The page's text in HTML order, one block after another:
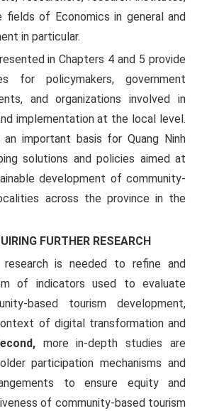
of Economics in general and
in particular.
in Chapters 4 and 5 provide
for policymakers, government
and organizations involved in
implementation at the local level.
important basis for Quang Ninh
solutions and policies aimed at
development of community-
across the province in the
FURTHER RESEARCH
is needed to refine and
of indicators used to evaluate
based tourism development,
of digital transformation and
more in-depth studies are
participation mechanisms and
to ensure equity and
of community-based tourism